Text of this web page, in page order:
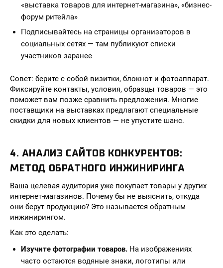
«выставка товаров для интернет-магазина», «бизнес-
форум ритейла»
Подписывайтесь на страницы организаторов в
социальных сетях — там публикуют списки
участников заранее
Совет: берите с собой визитки, блокнот и фотоаппарат.
Фиксируйте контакты, условия, образцы товаров — это
поможет вам позже сравнить предложения. Многие
поставщики на выставках предлагают специальные
скидки для новых клиентов — не упустите шанс.
4. АНАЛИЗ САЙТОВ КОНКУРЕНТОВ:
МЕТОД ОБРАТНОГО ИНЖИНИРИНГА
Ваша целевая аудитория уже покупает товары у других
интернет-магазинов. Почему бы не выяснить, откуда
они берут продукцию? Это называется обратным
инжинирингом.
Как это сделать:
Изучите фотографии товаров. На изображениях
часто остаются водяные знаки, логотипы или